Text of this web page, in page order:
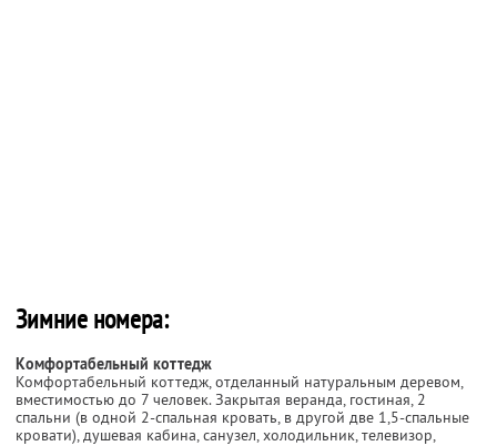
Зимние номера:
Комфортабельный коттедж
Комфортабельный коттедж, отделанный натуральным деревом,
вместимостью до 7 человек. Закрытая веранда, гостиная, 2
спальни (в одной 2-спальная кровать, в другой две 1,5-спальные
кровати), душевая кабина, санузел, холодильник, телевизор,